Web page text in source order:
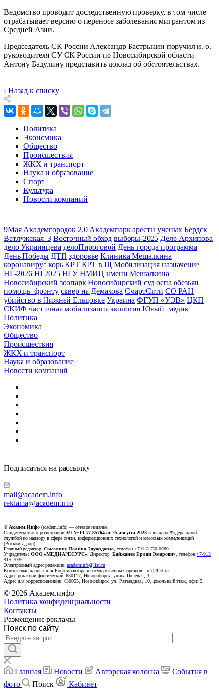
Ведомство проводит доследственную проверку, в том числе
отрабатывает версию о переносе заболевания мигрантом из
Средней Азии.
Председатель СК России Александр Бастрыкин поручил и. о.
руководителя СУ СК России по Новосибирской области
Антону Бадулину представить доклад об обстоятельствах.
Назад к списку
Политика
Экономика
Общество
Происшествия
ЖКХ и транспорт
Наука и образование
Спорт
Культура
Новости компаний
9Мая Академгородок 2.0 Академпарк аресты ученых Бердск
Ветлужская_3 Восточный обход выборы-2025 Дело Архипова
дело Украинцева делоПироговой День города программа
День Победы ДТП здоровье Клиника Мешалкина
коронавирус корь КРТ КРТ в Щ Мобилизация назначение
НГ-2026 НГ2025 НГУ НМИЦ имени Мешалкина
Новосибирский зоопарк Новосибирский суд оспа обезьян
помощь_фронту сквер на Демакова СмартСити СО РАН
убийство в Нижней Ельцовке Украина ФГУП «УЭВ» ЦКП
СКИФ частичная мобилизация экология Юный_медик
Политика
Экономика
Общество
Происшествия
ЖКХ и транспорт
Наука и образование
Новости компаний
Подписаться на рассылку
mail@academ.info
reklama@academ.info
© Академ.Инфо (academ.info) — сетевое издание.
Свидетельство о регистрации ЭЛ №ФС77-85764 от 25 августа 2023 г. выдано Федеральной
службой по надзору в сфере связи, информационных технологий и массовых коммуникаций
(Роскомнадзор).
Главный редактор: Сысолина Полина Эдуардовна , телефон +7-913-760-0689
Учредитель: ООО «МЕДИАРЕСУРС» . Директор: Байжанов Ерлан Омарович , телефон +7-913
915-7036
Электронный адрес редакции: academinfo@list.ru
Контактные данные для Роскомнадзора и государственных органов: irex@list.ru
Адрес редакции фактический: 630117, Новосибирск, улица Полевая, 3
Адрес для корреспонденции: 630055, Новосибирск, ул. Разъездная, 10, цокольный этаж, офис 5.
© 2026 Академ.инфо
Политика конфиденциальности
Контакты
Размещение рекламы
Поиск по сайту
Главная Новости Авторская колонка
События в
фото
Поиск Кабинет